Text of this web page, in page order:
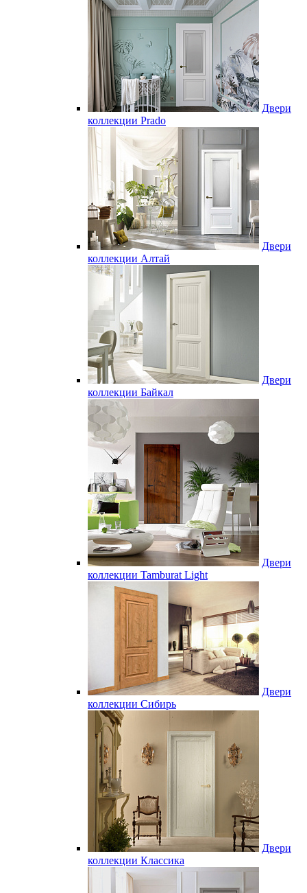
Двери
коллекции Prado
Двери
коллекции Алтай
Двери
коллекции Байкал
Двери
коллекции Tamburat Light
Двери
коллекции Сибирь
Двери
коллекции Классика